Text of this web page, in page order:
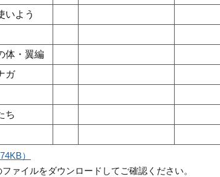
いよう
体・翼編
ガ
ち
）
ァイルをダウンロードしてご確認ください。